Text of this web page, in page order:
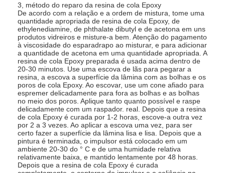
casa
produtos
Vídeos
3, método do reparo da resina de cola Epoxy
De acordo com a relação e a ordem de mistura, tome uma
quantidade apropriada de resina de cola Epoxy, de
ethylenediamine, de phthalate dibutyl e de acetona em uns
produtos vidreiros e misture-a bem. Atenção do pagamento
à viscosidade do esparadrapo ao misturar, e para adicionar
a quantidade de acetona em uma quantidade apropriada. A
resina de cola Epoxy preparada é usada acima dentro de
20-30 minutos. Use uma escova de lãs para pegarar a
resina, a escova a superfície da lâmina com as bolhas e os
poros de cola Epoxy. Ao escovar, use um cone afiado para
espremer delicadamente para fora as bolhas e as bolhas
no meio dos poros. Aplique tanto quanto possível e raspe
delicadamente com um raspador. real. Depois que a resina
de cola Epoxy é curada por 1-2 horas, escove-a outra vez
por 2 a 3 vezes. Ao aplicar a escova uma vez, para ser
certo fazer a superfície da lâmina lisa e lisa. Depois que a
pintura é terminada, o impulsor está colocado em um
ambiente 20-30 do ° C e de uma humidade relativa
relativamente baixa, e mantido lentamente por 48 horas.
Depois que a resina de cola Epoxy é curada